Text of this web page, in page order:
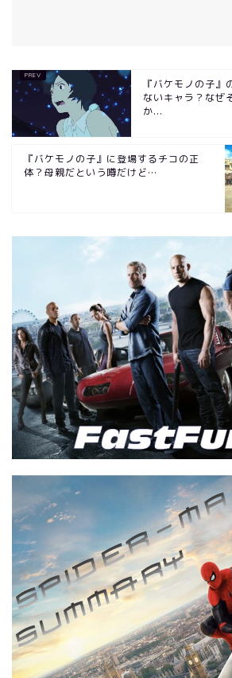
『バケモノの子』
ないキャラ？なぜ
か...
『バケモノの子』に登場するチコの正
体？母親だという噂だけど…